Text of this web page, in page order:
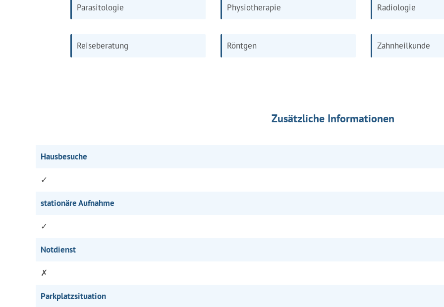
Parasitologie Physiotherapie Radiologie
Reiseberatung Röntgen Zahnheilkunde
Zusätzliche Informationen
Hausbesuche
✓
stationäre Aufnahme
✓
Notdienst
✗
Parkplatzsituation